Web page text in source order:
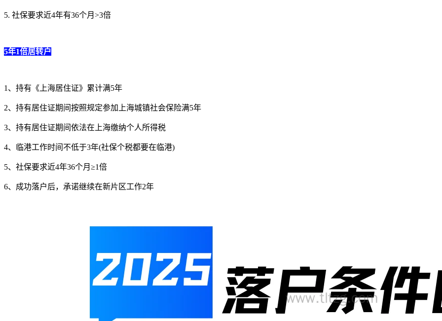
5. 社保要求近4年有36个月>3倍
5年1倍居转户
1、持有《上海居住证》累计满5年
2、持有居住证期间按照规定参加上海城镇社会保险满5年
3、持有居住证期间依法在上海缴纳个人所得税
4、临港工作时间不低于3年(社保个税都要在临港)
5、社保要求近4年36个月≥1倍
6、成功落户后，承诺继续在新片区工作2年